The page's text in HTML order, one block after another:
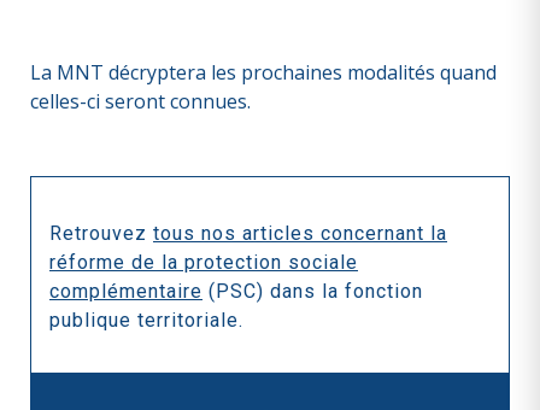
La MNT décryptera les prochaines modalités quand
celles-ci seront connues.
Retrouvez tous nos articles concernant la
réforme de la protection sociale
complémentaire (PSC) dans la fonction
publique territoriale.